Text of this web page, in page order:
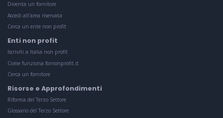
Diventa un fornitore
Accedi all'area riservata
Cerca un ente non profit
Enti non profit
Iscriviti a Italia non profit
Come funziona fornonprofit.it
Cerca un fornitore
Risorse e Approfondimenti
Riforma del Terzo Settore
Glossario del Terzo Settore